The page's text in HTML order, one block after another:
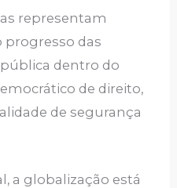
representam
progresso das
dentro do
de direito,
de segurança
a globalização está